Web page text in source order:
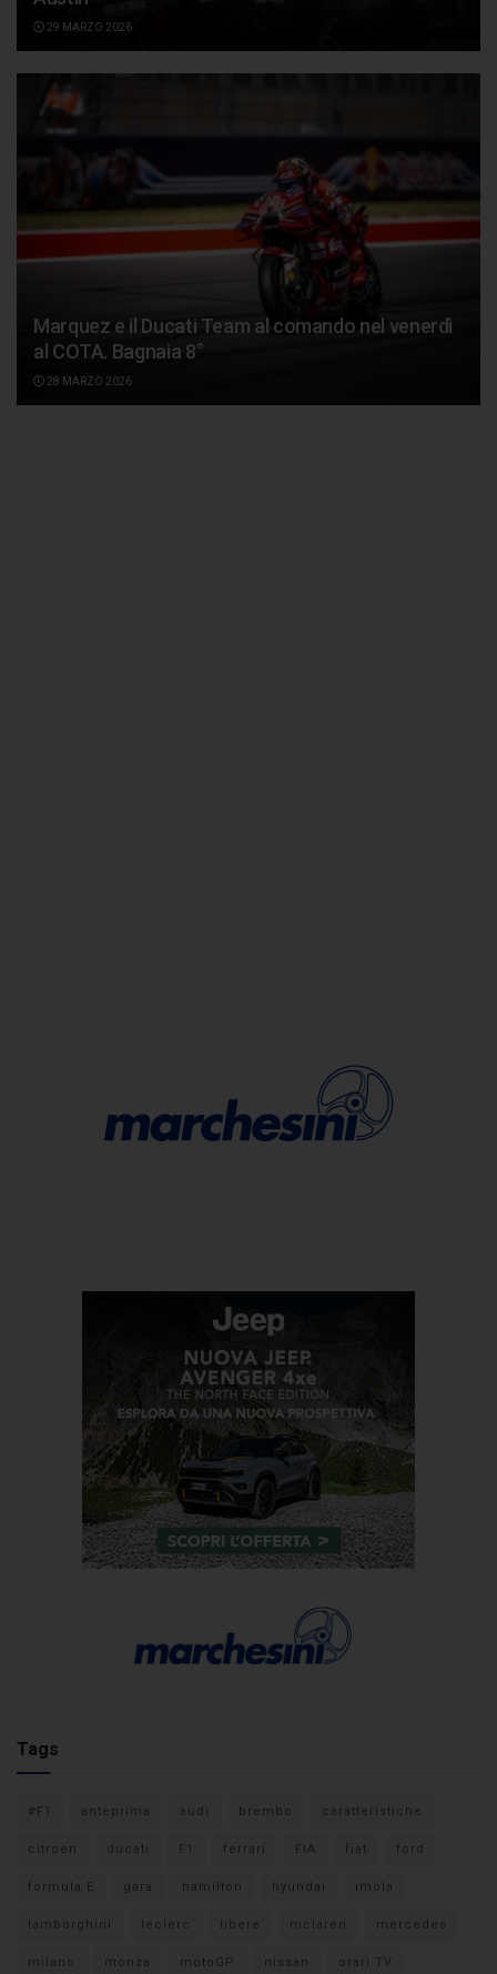
29 MARZO 2026
Marquez e il Ducati Team al comando nel venerdì
al COTA. Bagnaia 8°
28 MARZO 2026
Tags
#F1 anteprima audi brembo caratteristiche
citroen ducati F1 ferrari FIA fiat ford
formula E gara hamilton hyundai imola
lamborghini leclerc libere mclaren mercedes
milano monza motoGP nissan orari TV